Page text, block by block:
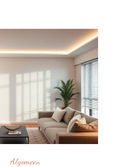
Algemeen